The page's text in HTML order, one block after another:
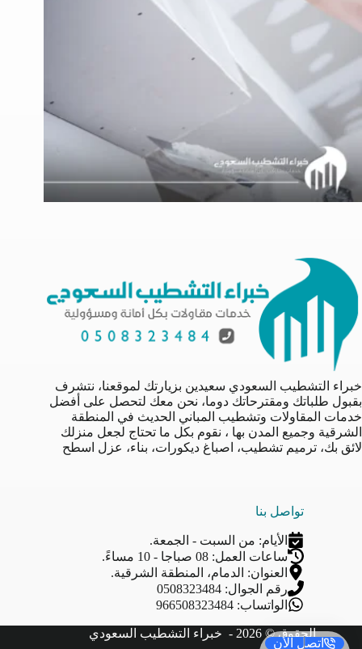
خبراء التشطيب السعودي سعيدين بزيارتك لموقعنا، نتشرف
بقبول طلباتك ومقترحاتك دوما، نحن معك لتحصل على أفضل
خدمات المقاولات وتشطيب المباني الحديث في المنطقة
الشرقية وجميع المدن بها ، نقوم بكل ما تحتاج لجعل منزلك
لائق بك، ترميم تشطيب، اصباغ ديكورات، بناء، عزل اسطح
تواصل بنا
الأيام: من السبت - الجمعة.
ساعات العمل: 08 صباجا - 10 مساءً.
العنوان: الدمام، المنطقة الشرقية.
رقم الجوال: 0508323484
الواتساب: 966508323484
الحقوق © 2026 - خبراء التشطيب السعودي
اتصل الأن